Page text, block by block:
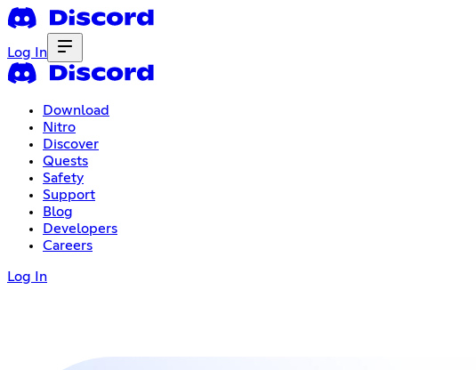
Log In
Download
Nitro
Discover
Quests
Safety
Support
Blog
Developers
Careers
Log In